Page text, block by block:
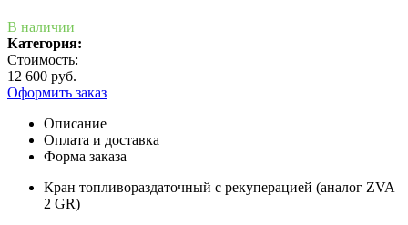
В наличии
Категория:
Стоимость:
12 600 руб.
Оформить заказ
Описание
Оплата и доставка
Форма заказа
Кран топливораздаточный с рекуперацией (аналог ZVA
2 GR)